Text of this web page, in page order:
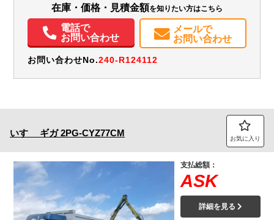
在庫・価格・見積金額を知りたい方はこちら
電話で
お問い合わせ
メールで
お問い合わせ
お問い合わせNo.240-R124112
いすゞ ギガ 2PG-CYZ77CM お気に入り
支払総額：
ASK
詳細を見る